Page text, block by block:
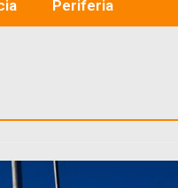
Periferia